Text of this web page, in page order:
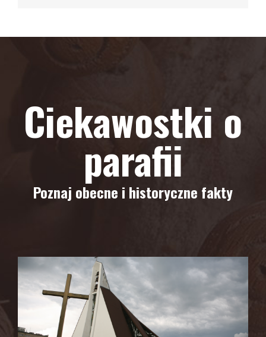
Ciekawostki o
parafii
Poznaj obecne i historyczne fakty